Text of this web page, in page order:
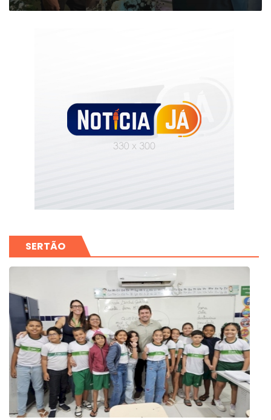
SERTÃO